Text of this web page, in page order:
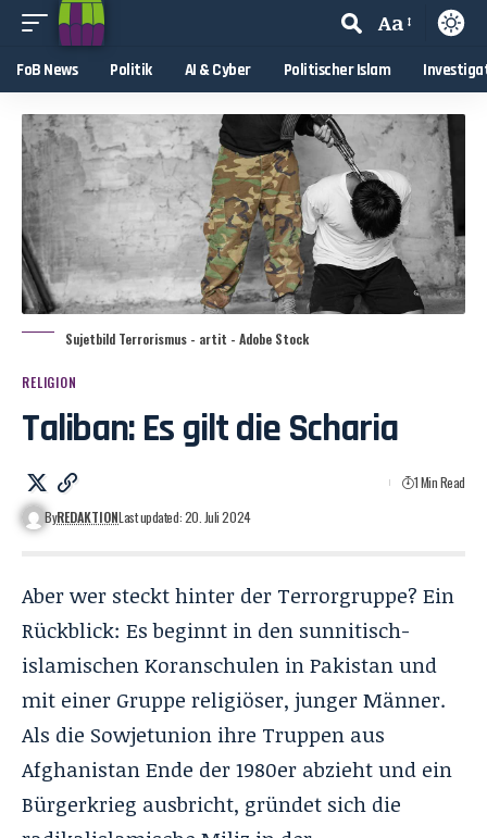
Aa
FoB News Politik AI & Cyber Politischer Islam
Sujetbild Terrorismus - artit - Adobe Stock
RELIGION
Taliban: Es gilt die Scharia
ByREDAKTIONLast updated: 20. Juli 2024
1 Min Read
Aber wer steckt hinter der Terrorgruppe? Ein
Rückblick: Es beginnt in den sunnitisch-
islamischen Koranschulen in Pakistan und
mit einer Gruppe religiöser, junger Männer.
Als die Sowjetunion ihre Truppen aus
Afghanistan Ende der 1980er abzieht und ein
Bürgerkrieg ausbricht, gründet sich die